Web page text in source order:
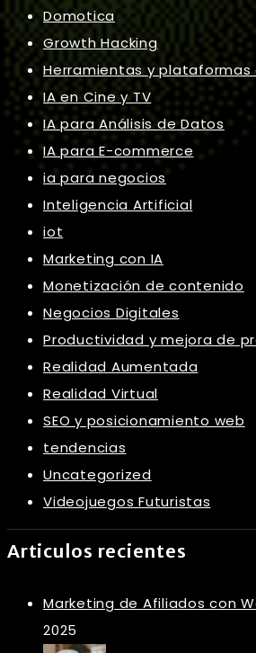
Domotica
Growth Hacking
Herramientas y plataformas
IA en Cine y TV
IA para Análisis de Datos
IA para E-commerce
ia para negocios
Inteligencia Artificial
iot
Marketing con IA
Monetización de contenido
Negocios Digitales
Productividad y mejora de
Realidad Aumentada
Realidad Virtual
SEO y posicionamiento web
tendencias
Uncategorized
Videojuegos Futuristas
Articulos recientes
Marketing de Afiliados con
2025